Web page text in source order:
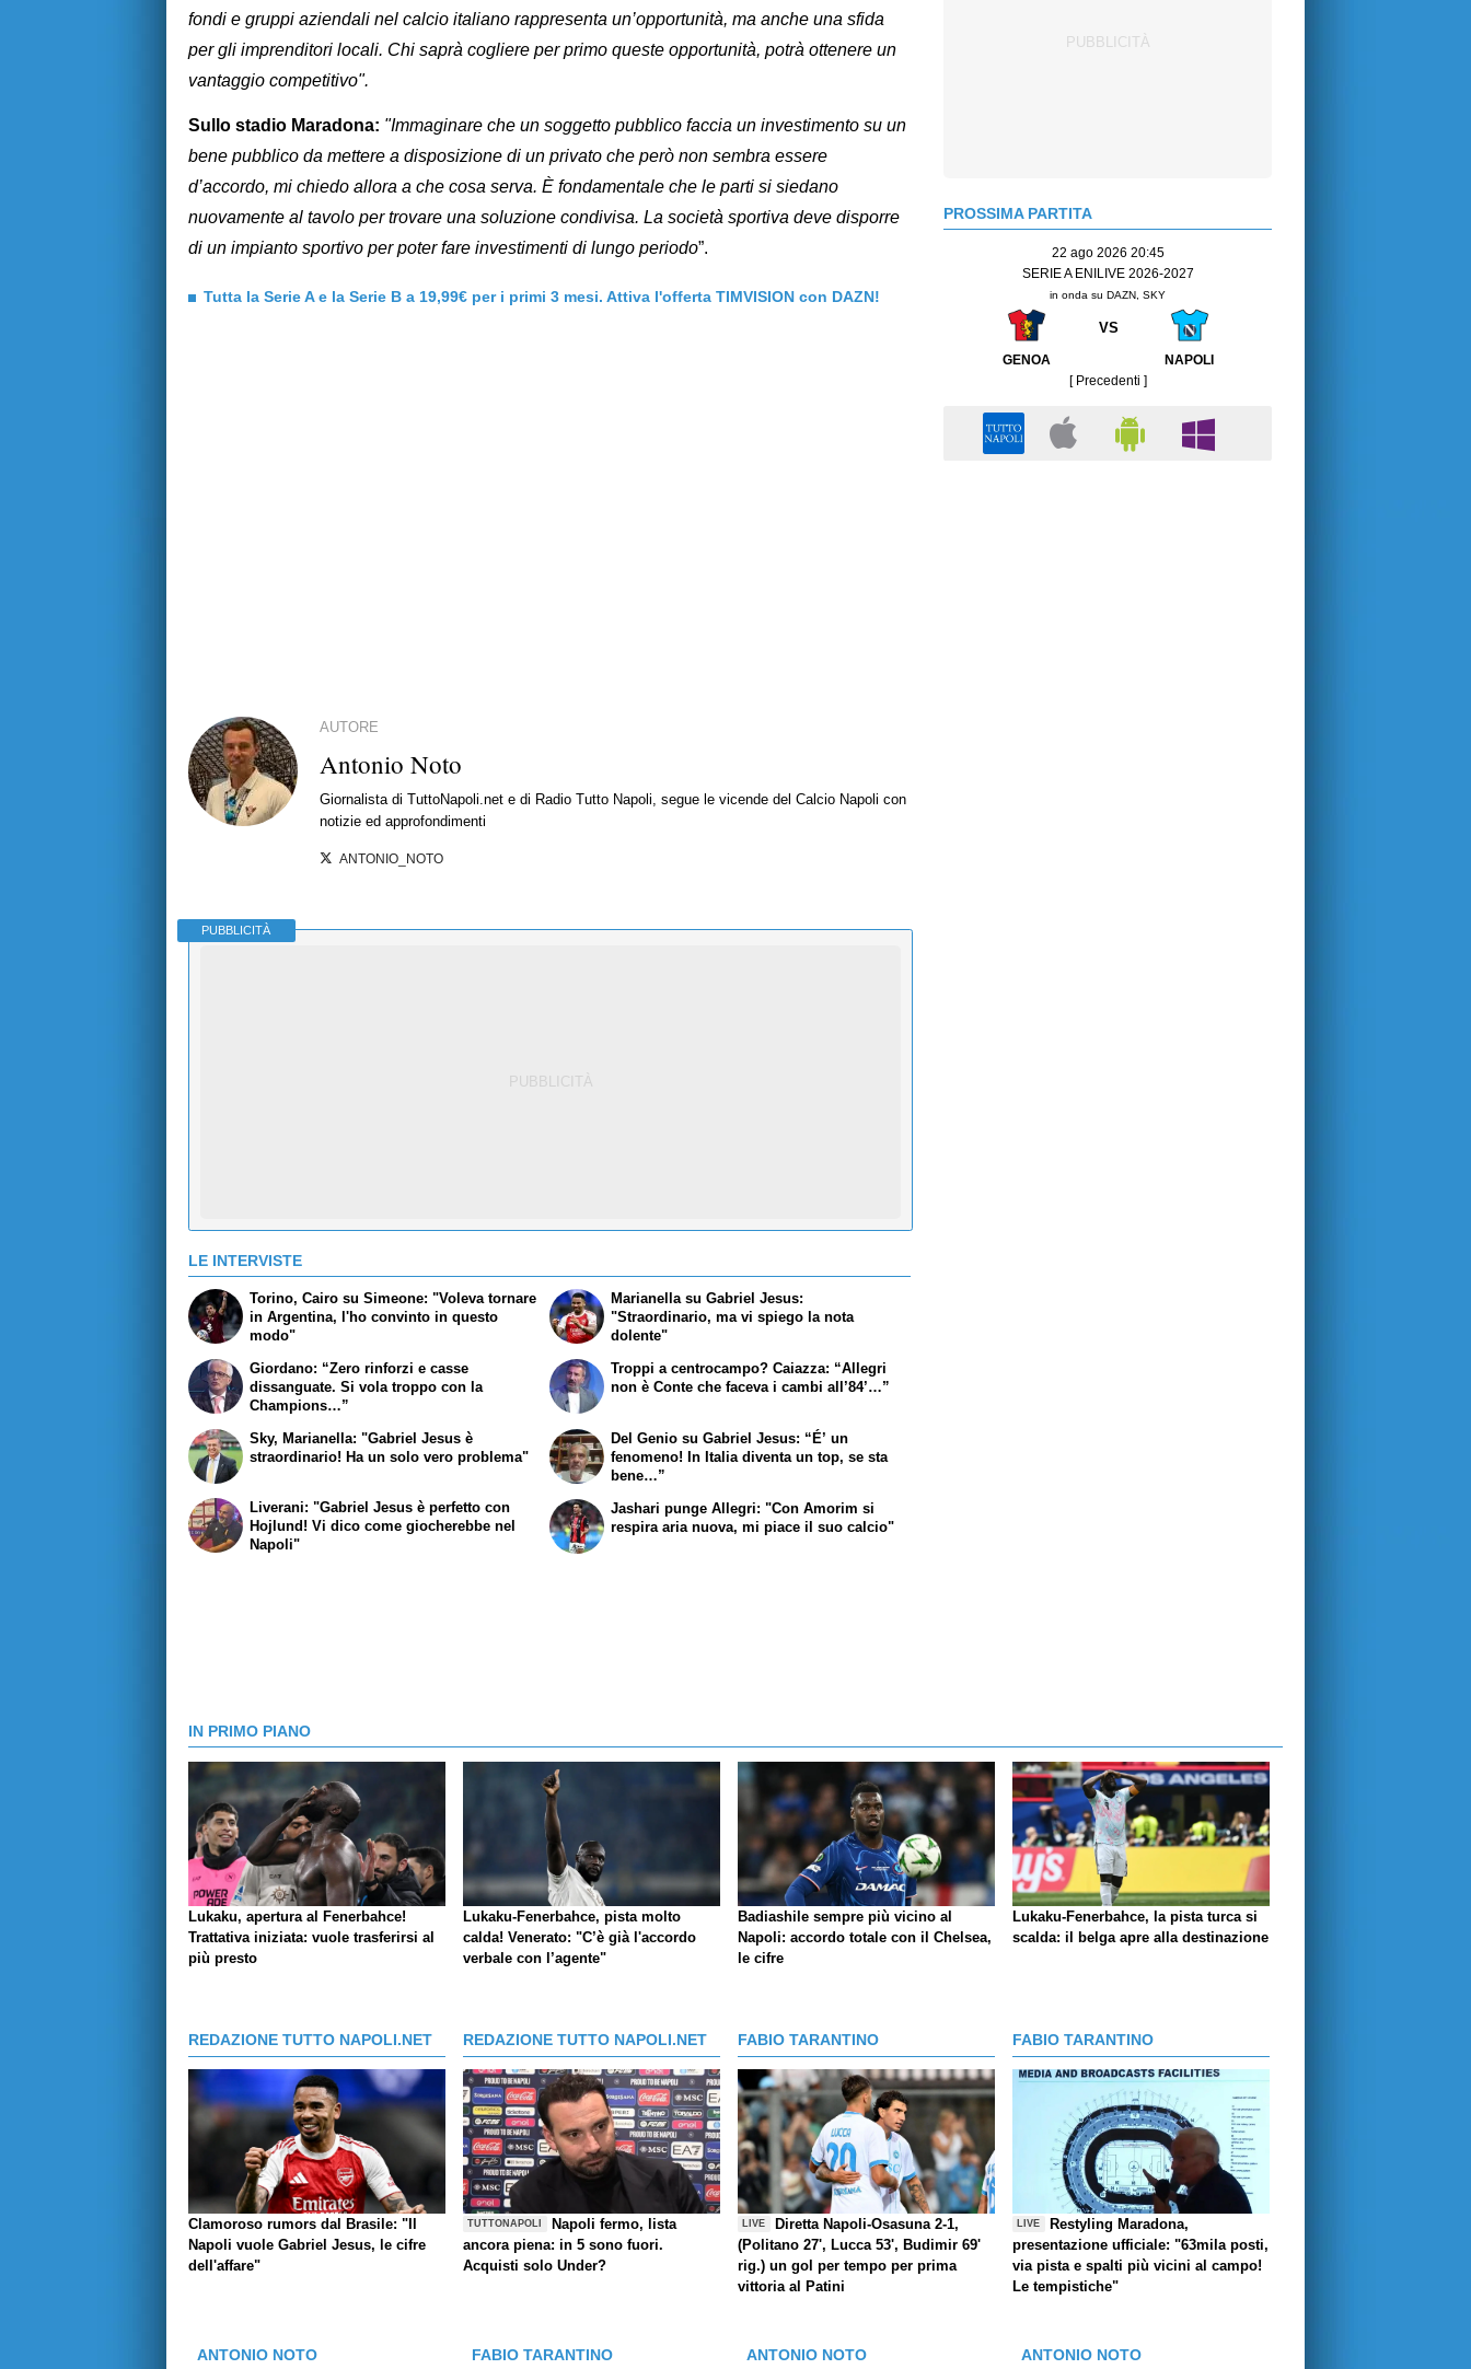
fondi e gruppi aziendali nel calcio italiano rappresenta un’opportunità, ma anche una sfida
per gli imprenditori locali. Chi saprà cogliere per primo queste opportunità, potrà ottenere un
vantaggio competitivo".
Sullo stadio Maradona: "Immaginare che un soggetto pubblico faccia un investimento su un
bene pubblico da mettere a disposizione di un privato che però non sembra essere
d’accordo, mi chiedo allora a che cosa serva. È fondamentale che le parti si siedano
nuovamente al tavolo per trovare una soluzione condivisa. La società sportiva deve disporre
di un impianto sportivo per poter fare investimenti di lungo periodo”.
Tutta la Serie A e la Serie B a 19,99€ per i primi 3 mesi. Attiva l'offerta TIMVISION con DAZN!
AUTORE
Antonio Noto
Giornalista di TuttoNapoli.net e di Radio Tutto Napoli, segue le vicende del Calcio Napoli con
notizie ed approfondimenti
ANTONIO_NOTO
PUBBLICITÀ
LE INTERVISTE
Torino, Cairo su Simeone: "Voleva tornare
in Argentina, l'ho convinto in questo
modo"
Giordano: “Zero rinforzi e casse
dissanguate. Si vola troppo con la
Champions…”
Marianella su Gabriel Jesus:
"Straordinario, ma vi spiego la nota
dolente"
Troppi a centrocampo? Caiazza: “Allegri
non è Conte che faceva i cambi all’84’…”
Sky, Marianella: "Gabriel Jesus è
straordinario! Ha un solo vero problema"
Liverani: "Gabriel Jesus è perfetto con
Hojlund! Vi dico come giocherebbe nel
Napoli"
Del Genio su Gabriel Jesus: “É’ un
fenomeno! In Italia diventa un top, se sta
bene…”
Jashari punge Allegri: "Con Amorim si
respira aria nuova, mi piace il suo calcio"
PROSSIMA PARTITA
22 ago 2026 20:45
SERIE A ENILIVE 2026-2027
in onda su DAZN, SKY
VS
GENOA
NAPOLI
[ Precedenti ]
IN PRIMO PIANO
Lukaku, apertura al Fenerbahce!
Trattativa iniziata: vuole trasferirsi al
più presto
Lukaku-Fenerbahce, pista molto
calda! Venerato: "C’è già l'accordo
verbale con l’agente"
Badiashile sempre più vicino al
Napoli: accordo totale con il Chelsea,
le cifre
Lukaku-Fenerbahce, la pista turca si
scalda: il belga apre alla destinazione
REDAZIONE TUTTO NAPOLI.NET
Clamoroso rumors dal Brasile: "Il
Napoli vuole Gabriel Jesus, le cifre
dell'affare"
REDAZIONE TUTTO NAPOLI.NET
TUTTONAPOLI
Napoli fermo, lista
ancora piena: in 5 sono fuori.
Acquisti solo Under?
FABIO TARANTINO
LIVE
Diretta Napoli-Osasuna 2-1,
(Politano 27', Lucca 53', Budimir 69'
rig.) un gol per tempo per prima
vittoria al Patini
FABIO TARANTINO
LIVE
Restyling Maradona,
presentazione ufficiale: "63mila posti,
via pista e spalti più vicini al campo!
Le tempistiche"
ANTONIO NOTO FABIO TARANTINO ANTONIO NOTO ANTONIO NOTO